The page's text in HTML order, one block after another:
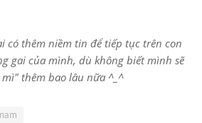
có thêm niềm tin để tiếp tục trên con
gai của mình, dù không biết mình sẽ
thêm bao lâu nữa ^_^